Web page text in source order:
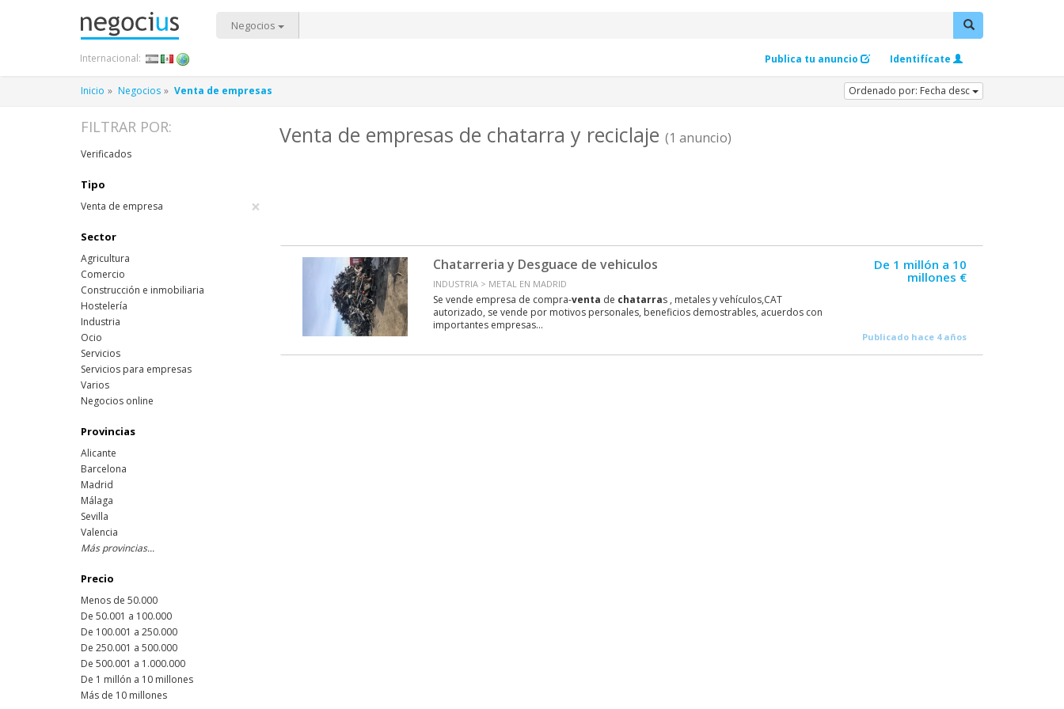
Negocios
Publica tu anuncio Identifícate
Internacional:
Inicio Negocios Venta de empresas Ordenado por: Fecha desc
Venta de empresas de chatarra y reciclaje (1 anuncio)
Chatarreria y Desguace de vehiculos
INDUSTRIA > METAL EN MADRID
Se vende empresa de compra-venta de chatarras , metales y vehículos,CAT
autorizado, se vende por motivos personales, beneficios demostrables, acuerdos con
importantes empresas...
De 1 millón a 10
millones €
Publicado hace 4 años
FILTRAR POR:
Verificados
Tipo
Venta de empresa ×
Sector
Agricultura
Comercio
Construcción e inmobiliaria
Hostelería
Industria
Ocio
Servicios
Servicios para empresas
Varios
Negocios online
Provincias
Alicante
Barcelona
Madrid
Málaga
Sevilla
Valencia
Más provincias...
Precio
Menos de 50.000
De 50.001 a 100.000
De 100.001 a 250.000
De 250.001 a 500.000
De 500.001 a 1.000.000
De 1 millón a 10 millones
Más de 10 millones